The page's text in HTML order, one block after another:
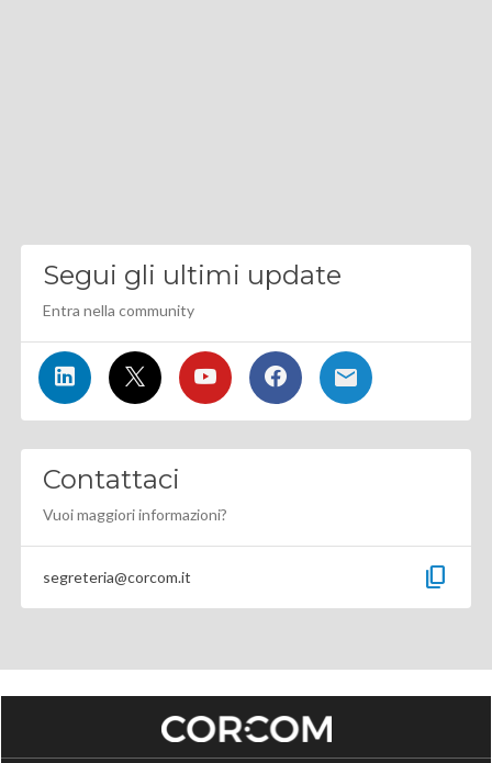
Segui gli ultimi update
Entra nella community
Contattaci
Vuoi maggiori informazioni?
segreteria@corcom.it content_copy